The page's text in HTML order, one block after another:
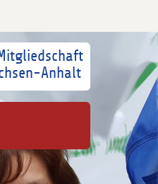
Anhalt